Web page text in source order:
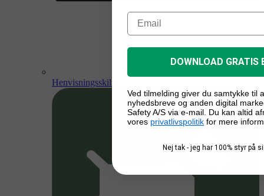
Henvisningsskilte
DOWNLOAD GRATIS
Ved tilmelding giver du samtykke til
nyhedsbreve og anden digital
Safety A/S via e-mail. Du kan altid
vores privatlivspolitik for mere
Nej tak - jeg har 100% styr på